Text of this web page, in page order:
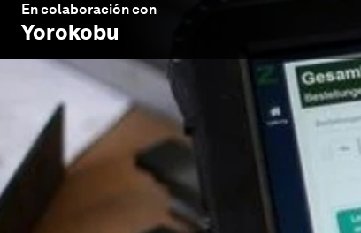
En colaboración con
Yorokobu